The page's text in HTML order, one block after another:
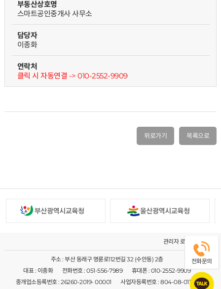
부동산상호명
스마트공인중개사 사무소
담당자
이종화
연락처
클릭 시 자동연결 -> 010-2552-9909
위로가기 목록으로
관리자 로그인
주소 : 부산 동래구 명륜로112번길 32 (수안동) 2층
대표 : 이종화
전화번호 : 051-556-7989
휴대폰 : 010-2552-9909
중개업소등록번호 : 26260-2019- 00001
사업자등록번호 : 804-08-01144
전화문의